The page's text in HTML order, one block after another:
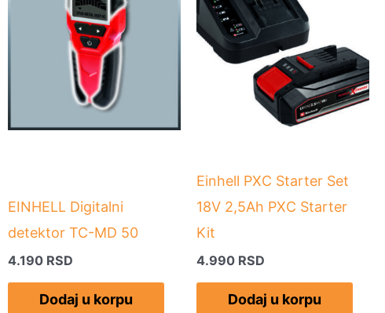
EINHELL Digitalni
detektor TC-MD 50
4.190 RSD
Dodaj u korpu
Einhell PXC Starter Set
18V 2,5Ah PXC Starter
Kit
4.990 RSD
Dodaj u korpu